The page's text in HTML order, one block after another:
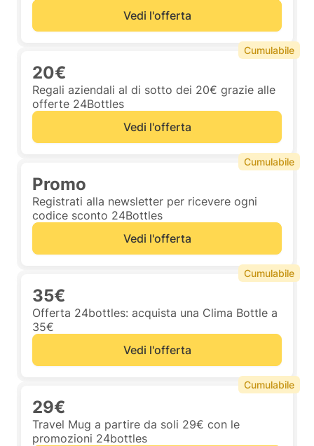
Vedi l'offerta
20€
Regali aziendali al di sotto dei 20€ grazie alle
offerte 24Bottles
Vedi l'offerta
Cumulabile
Promo
Registrati alla newsletter per ricevere ogni
codice sconto 24Bottles
Vedi l'offerta
Cumulabile
35€
Offerta 24bottles: acquista una Clima Bottle a
35€
Vedi l'offerta
Cumulabile
29€
Travel Mug a partire da soli 29€ con le
promozioni 24bottles
Cumulabile